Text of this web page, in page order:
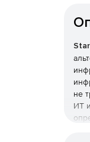
не
ИТ